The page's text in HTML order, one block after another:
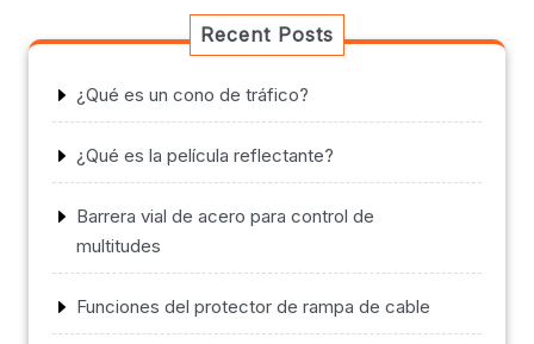
Recent Posts
¿Qué es un cono de tráfico?
¿Qué es la película reflectante?
Barrera vial de acero para control de
multitudes
Funciones del protector de rampa de cable